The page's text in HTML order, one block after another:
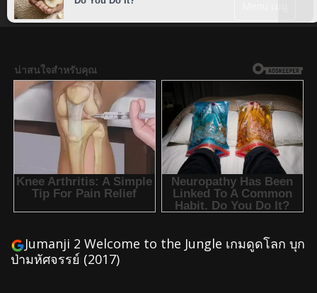
Jumanji 2 Welcome to the Jungle เกมดูดโลก บุก
ป่ามหัศจรรย์ (2017)